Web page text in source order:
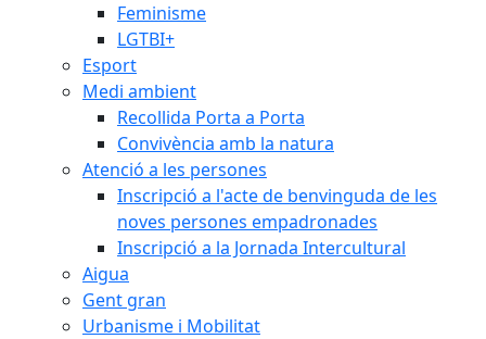
Feminisme
LGTBI+
Esport
Medi ambient
Recollida Porta a Porta
Convivència amb la natura
Atenció a les persones
Inscripció a l'acte de benvinguda de les
noves persones empadronades
Inscripció a la Jornada Intercultural
Aigua
Gent gran
Urbanisme i Mobilitat